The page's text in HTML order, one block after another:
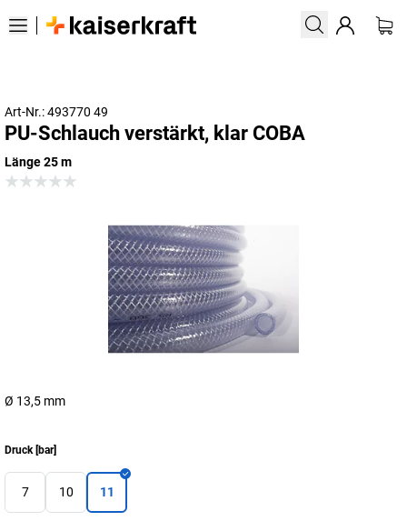
Art-Nr.: 493770 49
PU-Schlauch verstärkt, klar COBA
Länge 25 m
Ø 13,5 mm
Druck[bar]
7 10 11